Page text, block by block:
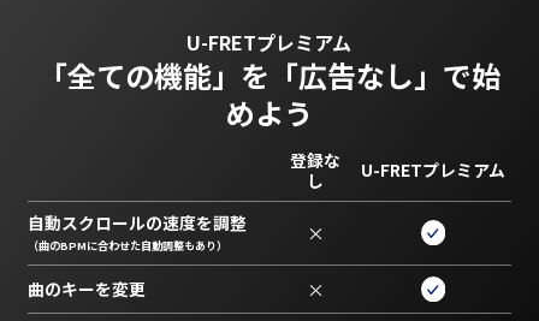
U-FRETプレミアム
「全ての機能」を 「広告なし」で始
めよう
登録な
し
U-FRETプレミアム
自動スクロールの速度を調整
（曲のBPMに合わせた自動調整もあり） ×
曲のキーを変更 ×